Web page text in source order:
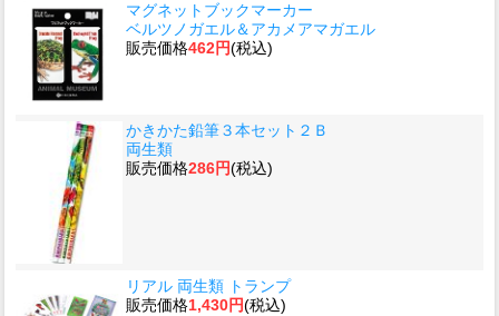
マグネットブックマーカー
ベルツノガエル＆アカメアマガエル
販売価格462円(税込)
かきかた鉛筆３本セット２Ｂ
両生類
販売価格286円(税込)
リアル 両生類 トランプ
販売価格1,430円(税込)